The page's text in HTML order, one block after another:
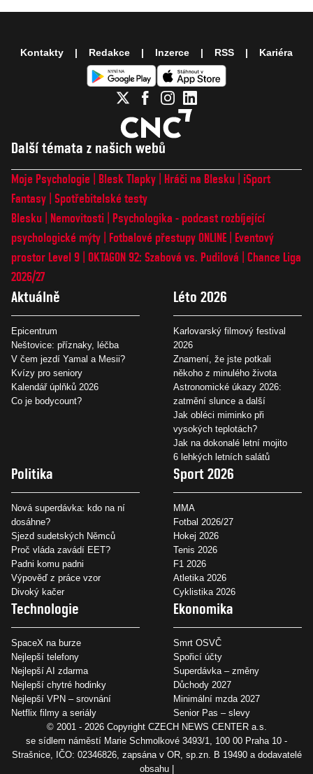
Další témata z našich webů
Moje Psychologie Blesk Tlapky Hráči na Blesku
iSport
Fantasy Spotřebitelské testy
Blesku
Nemovitosti
Psychologika - podcast rozbíjející
psychologické mýty
Fotbalové přestupy ONLINE
Eventový
prostor Level 9 OKTAGON 92: Szabová vs. Pudilová
Chance Liga
2026/27
Aktuálně
Epicentrum
Neštovice: příznaky, léčba
V čem jezdí Yamal a Mesii?
Kvízy pro seniory
Kalendář úplňků 2026
Co je bodycount?
Léto 2026
Karlovarský filmový festival
2026
Znamení, že jste potkali
někoho z minulého života
Astronomické úkazy 2026:
zatmění slunce a další
Jak obléci miminko při
vysokých teplotách?
Jak na dokonalé letní mojito
6 lehkých letních salátů
Politika
Nová superdávka: kdo na ní
dosáhne?
Sjezd sudetských Němců
Proč vláda zavádí EET?
Padni komu padni
Výpověď z práce vzor
Divoký kačer
Sport 2026
MMA
Fotbal 2026/27
Hokej 2026
Tenis 2026
F1 2026
Atletika 2026
Cyklistika 2026
Technologie
SpaceX na burze
Nejlepší telefony
Nejlepší AI zdarma
Nejlepší chytré hodinky
Nejlepší VPN – srovnání
Netflix filmy a seriály
Ekonomika
Smrt OSVČ
Spořicí účty
Superdávka – změny
Důchody 2027
Minimální mzda 2027
Senior Pas – slevy
Kontakty Redakce Inzerce RSS Kariéra
© 2001 - 2026 Copyright CZECH NEWS CENTER a.s.
se sídlem náměstí Marie Schmolkové 3493/1, 100 00 Praha 10 -
Strašnice, IČO: 02346826, zapsána v OR, sp.zn. B 19490 a dodavatelé
obsahu